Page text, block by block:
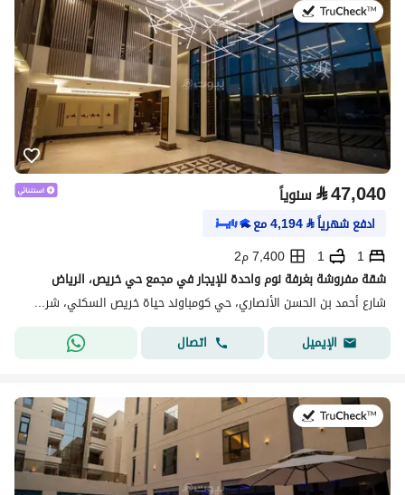
في:20 يوليو 2026
⃁47,040 سنوياً
ادفع شهرياً⃁
4,194مع
1
1
7,400 م2
شقة مفروشة بغرفة نوم واحدة للإيجار في مجمع حي خريص، الرياض
شارع أحمد بن الحسن الأنصاري، حي كومباوند حياة خريص السكني، شرق الرياض، الرياض
الإيميل
اتصال
في:21 يوليو 2026